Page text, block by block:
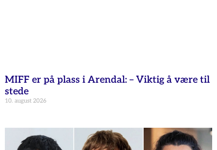
MIFF er på plass i Arendal: – Viktig å være til
stede
10. august 2026